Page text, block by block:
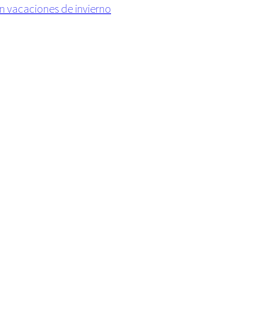
vacaciones de invierno